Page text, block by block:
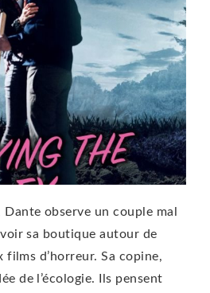
observe un couple mal
sa boutique autour de
films d’horreur. Sa copine,
de l’écologie. Ils pensent